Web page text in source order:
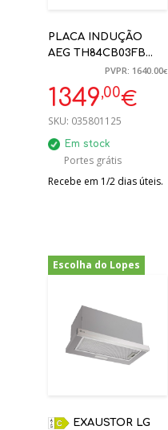
PLACA INDUÇÃO
AEG TH84CB03FB
EXAUSTOR
INTEGRADO 80CM
PVPR: 1640.00€
1349,00€
SKU: 035801125
Em stock
Portes grátis
Recebe em 1/2 dias úteis.
Escolha do Lopes